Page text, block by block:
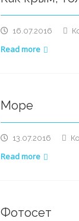
16.07.2016
Read more
Море
13.07.2016
Read more
Фотосет